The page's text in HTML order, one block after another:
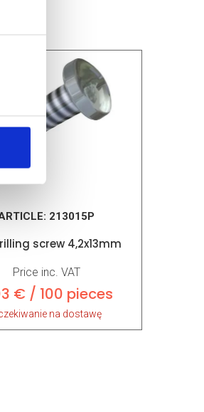
213015P
screw 4,2x13mm
Price inc. VAT
€ / 100 pieces
na dostawę